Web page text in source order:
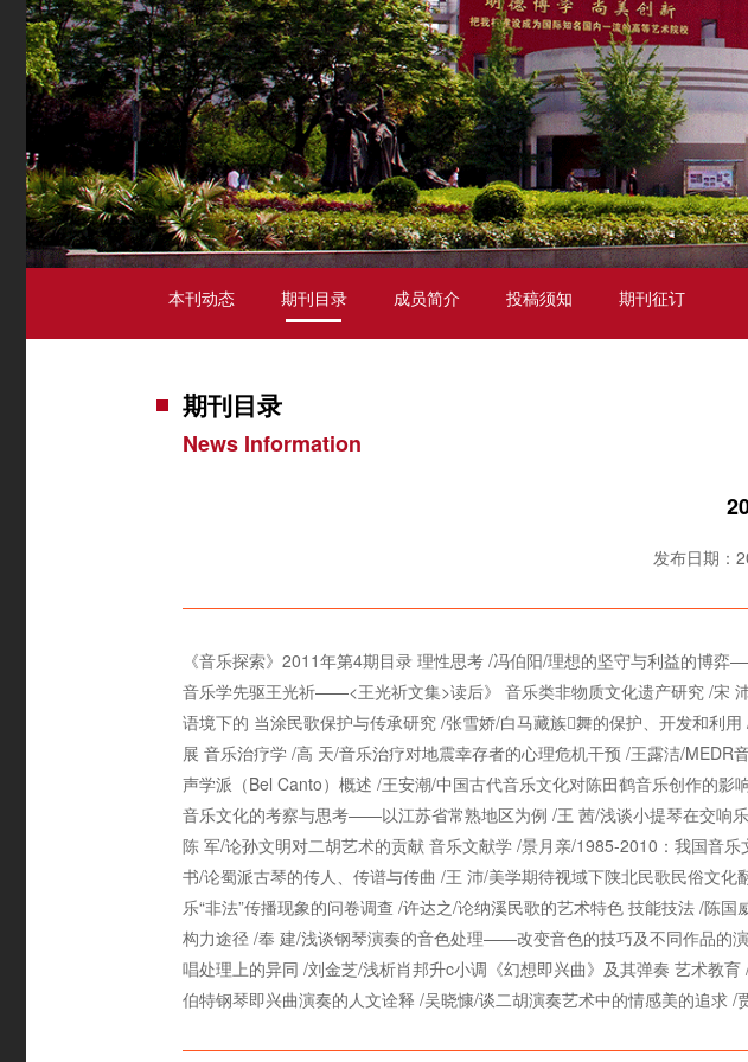
本刊动态 期刊目录 成员简介 投稿须知 期刊征订
期刊目录
News Information
发布日期：
《音乐探索》2011年第4期目录 理性思考 /冯伯阳/理想的坚守与利益的博
音乐学先驱王光祈——<王光祈文集>读后》 音乐类非物质文化遗产研究 /宋
语境下的 当涂民歌保护与传承研究 /张雪娇/白马藏族舞的保护、开发和利
展 音乐治疗学 /高 天/音乐治疗对地震幸存者的心理危机干预 /王露洁/
声学派（Bel Canto）概述 /王安潮/中国古代音乐文化对陈田鹤音乐创作的
音乐文化的考察与思考——以江苏省常熟地区为例 /王 茜/浅谈小提琴在交响
陈 军/论孙文明对二胡艺术的贡献 音乐文献学 /景月亲/1985-2010：我国音
书/论蜀派古琴的传人、传谱与传曲 /王 沛/美学期待视域下陕北民歌民俗文
乐“非法”传播现象的问卷调查 /许达之/论纳溪民歌的艺术特色 技能技法 /
构力途径 /奉 建/浅谈钢琴演奏的音色处理——改变音色的技巧及不同作品的
唱处理上的异同 /刘金芝/浅析肖邦升c小调《幻想即兴曲》及其弹奏 艺术教
伯特钢琴即兴曲演奏的人文诠释 /吴晓慷/谈二胡演奏艺术中的情感美的追求